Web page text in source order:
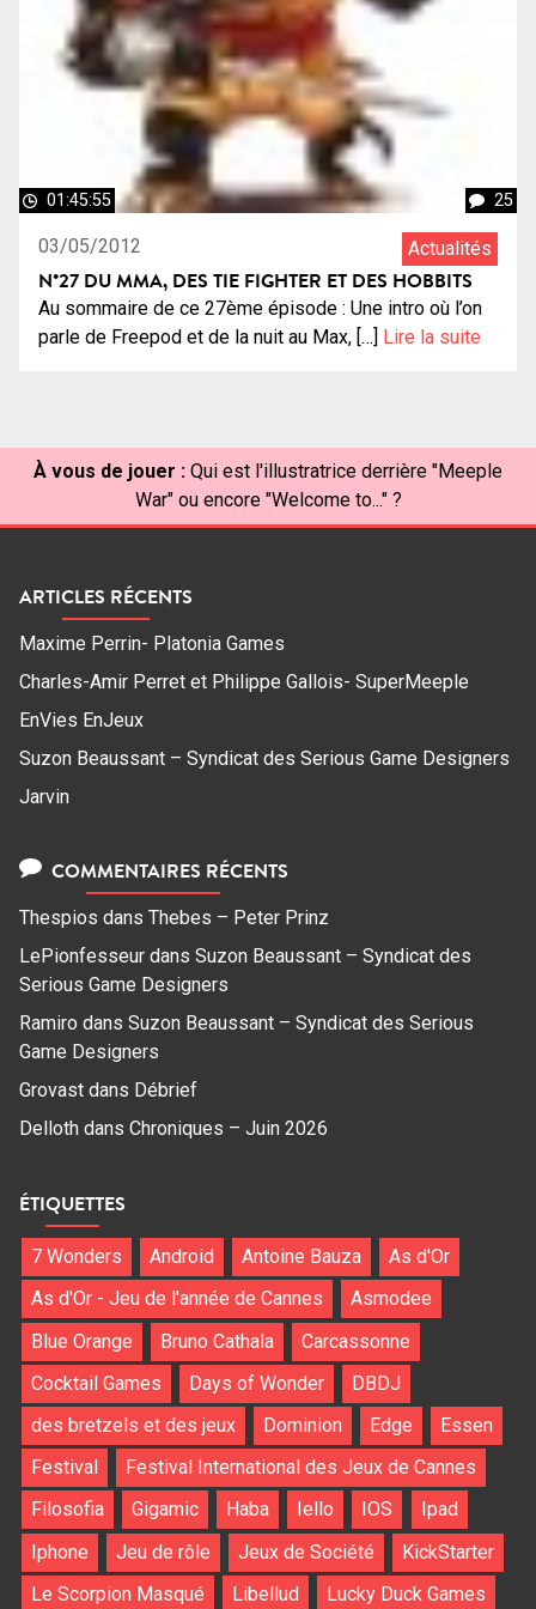
01:45:55 25
03/05/2012 Actualités
N°27 DU MMA, DES TIE FIGHTER ET DES HOBBITS
Au sommaire de ce 27ème épisode : Une intro où l’on
parle de Freepod et de la nuit au Max, […] Lire la suite
À vous de jouer : Qui est l'illustratrice derrière "Meeple
War" ou encore "Welcome to..." ?
ARTICLES RÉCENTS
Maxime Perrin- Platonia Games
Charles-Amir Perret et Philippe Gallois- SuperMeeple
EnVies EnJeux
Suzon Beaussant – Syndicat des Serious Game Designers
Jarvin
COMMENTAIRES RÉCENTS
Thespios dans Thebes – Peter Prinz
LePionfesseur dans Suzon Beaussant – Syndicat des
Serious Game Designers
Ramiro dans Suzon Beaussant – Syndicat des Serious
Game Designers
Grovast dans Débrief
Delloth dans Chroniques – Juin 2026
ÉTIQUETTES
7 Wonders Android Antoine Bauza
As d'Or
As d'Or - Jeu de l'année de Cannes
Asmodee
Blue Orange
Bruno Cathala
Carcassonne
Cocktail Games
Days of Wonder
DBDJ
des bretzels et des jeux
Dominion Edge
Essen
Festival
Festival International des Jeux de Cannes
Filosofia
Gigamic Haba Iello IOS
Ipad
Iphone
Jeu de rôle Jeux de Société
KickStarter
Le Scorpion Masqué
Libellud Lucky Duck Games